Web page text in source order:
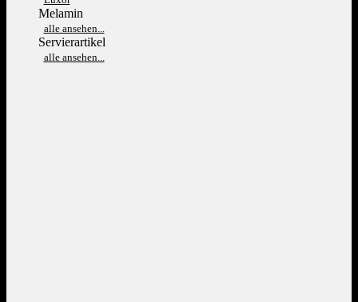
Melamin
alle ansehen...
Servierartikel
alle ansehen...